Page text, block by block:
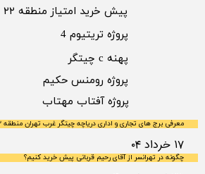
معرفی برج های تجاری و اداری دریاچه چیتگر غرب تهران منطقه ۲۲
۱۷ خرداد ۰۴
چگونه در تهرانسر از آقای رحیم قربانی پیش خرید کنیم؟
پیش خرید امتیاز منطقه ۲۲​​​​​​​
​پروژه آفتاب مهتاب
پروژه رومنس حکیم
پهنه c چیتگر
پروژه تریتیوم 4